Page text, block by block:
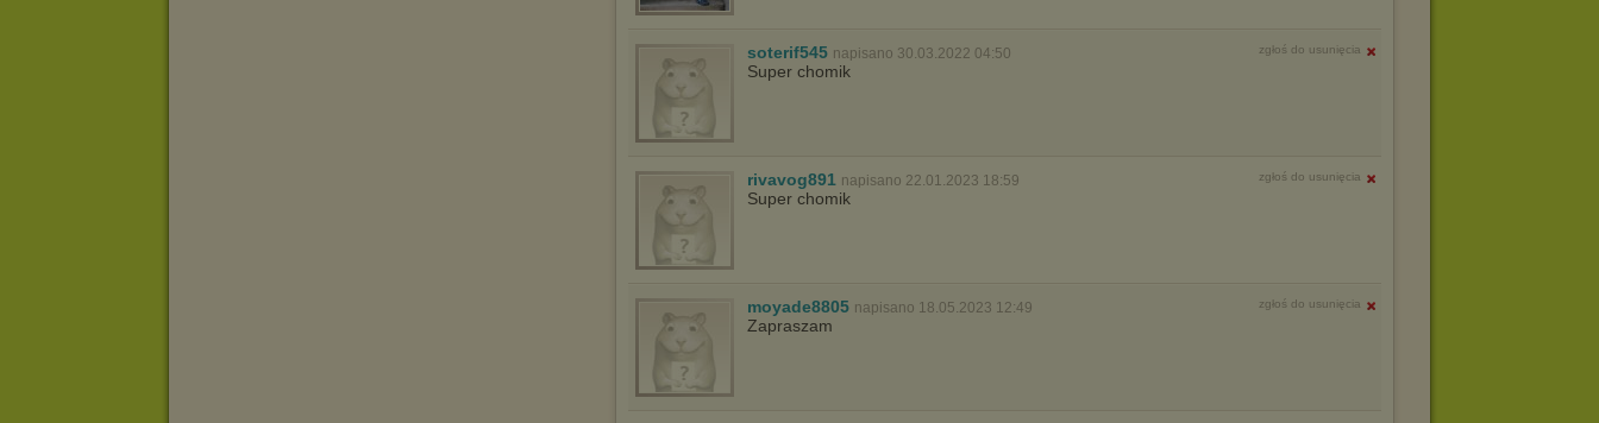
soterif545 napisano 30.03.2022 04:50 zgłoś do usunięcia
Super chomik
rivavog891 napisano 22.01.2023 18:59 zgłoś do usunięcia
Super chomik
moyade8805 napisano 18.05.2023 12:49 zgłoś do usunięcia
Zapraszam